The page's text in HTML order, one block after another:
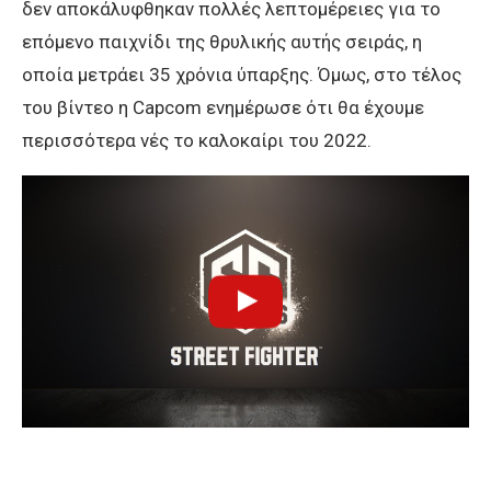
δεν αποκάλυφθηκαν πολλές λεπτομέρειες για το
επόμενο παιχνίδι της θρυλικής αυτής σειράς, η
οποία μετράει 35 χρόνια ύπαρξης. Όμως, στο τέλος
του βίντεο η Capcom ενημέρωσε ότι θα έχουμε
περισσότερα νές το καλοκαίρι του 2022.